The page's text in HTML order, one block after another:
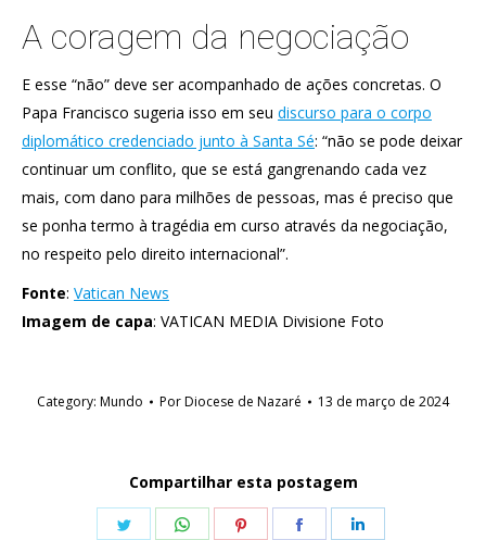
A coragem da negociação
E esse “não” deve ser acompanhado de ações concretas. O
Papa Francisco sugeria isso em seu discurso para o corpo
diplomático credenciado junto à Santa Sé: “não se pode deixar
continuar um conflito, que se está gangrenando cada vez
mais, com dano para milhões de pessoas, mas é preciso que
se ponha termo à tragédia em curso através da negociação,
no respeito pelo direito internacional”.
Fonte: Vatican News
Imagem de capa: VATICAN MEDIA Divisione Foto
Category: Mundo PorDiocese de Nazaré 13 de março de 2024
Compartilhar esta postagem
Share Share Share Share